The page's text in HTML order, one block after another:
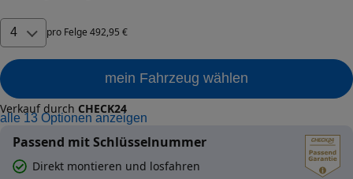
4 pro Felge 492,95 €
mein Fahrzeug wählen
Verkauf durch CHECK24
alle 13 Optionen anzeigen
Passend mit Schlüsselnummer
Direkt montieren und losfahren